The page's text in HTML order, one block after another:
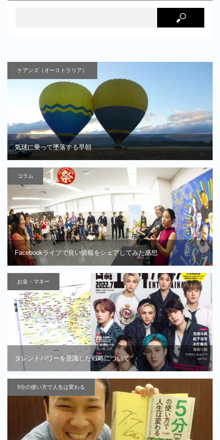
ケアンズ（オーストラリア）
気球に乗って墜落する早朝
コラム
Facebookライブで良い情報をシェアしてみた感想
お金・マネー
タレントパワーを意識した戦略について
5分の使い方で人生は変わる